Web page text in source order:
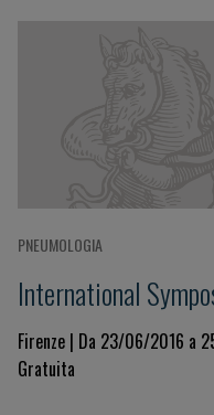
PNEUMOLOGIA
International
Firenze | Da 23/06/2016 a
Gratuita